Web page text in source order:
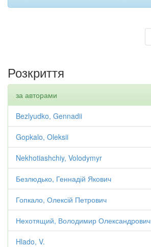
Розкриття
за авторами
Bezlyudko, Gennadii
Gopkalo, Oleksii
Nekhotiashchiy, Volodymyr
Безлюдько, Геннадій Якович
Гопкало, Олексій Петрович
Нехотящий, Володимир Олександрович
Hlado, V.